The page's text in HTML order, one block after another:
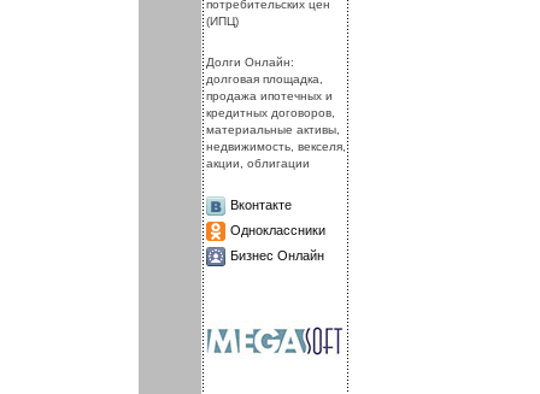
потребительских цен
(ИПЦ)
Долги Онлайн:
долговая площадка,
продажа ипотечных и
кредитных договоров,
материальные активы,
недвижимость, векселя,
акции, облигации
Вконтакте
Одноклассники
Бизнес Онлайн